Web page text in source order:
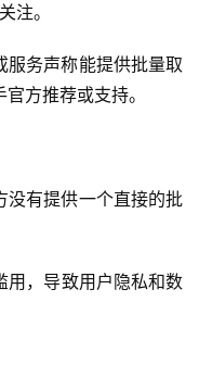
注。
服务声称能提供批量取
方推荐或支持。
没有提供一个直接的批
用，导致用户隐私和数